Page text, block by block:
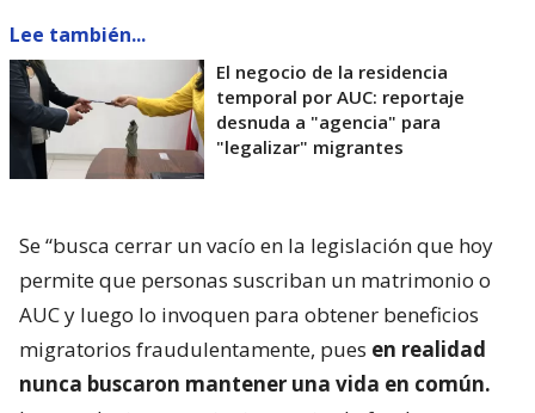
Lee también...
El negocio de la residencia
temporal por AUC: reportaje
desnuda a "agencia" para
"legalizar" migrantes
Se “busca cerrar un vacío en la legislación que hoy
permite que personas suscriban un matrimonio o
AUC y luego lo invoquen para obtener beneficios
migratorios fraudulentamente, pues en realidad
nunca buscaron mantener una vida en común.